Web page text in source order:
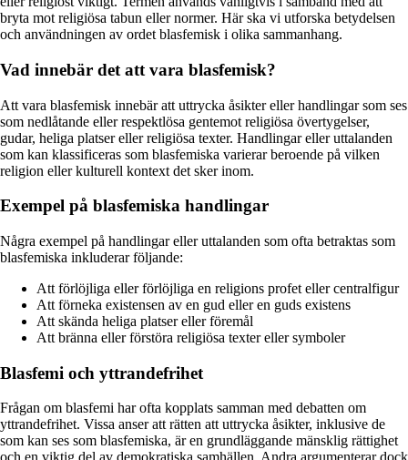
bryta mot religiösa tabun eller normer. Här ska vi utforska betydelsen
och användningen av ordet blasfemisk i olika sammanhang.
Vad innebär det att vara blasfemisk?
Att vara blasfemisk innebär att uttrycka åsikter eller handlingar som ses
som nedlåtande eller respektlösa gentemot religiösa övertygelser,
gudar, heliga platser eller religiösa texter. Handlingar eller uttalanden
som kan klassificeras som blasfemiska varierar beroende på vilken
religion eller kulturell kontext det sker inom.
Exempel på blasfemiska handlingar
Några exempel på handlingar eller uttalanden som ofta betraktas som
blasfemiska inkluderar följande:
Att förlöjliga eller förlöjliga en religions profet eller centralfigur
Att förneka existensen av en gud eller en guds existens
Att skända heliga platser eller föremål
Att bränna eller förstöra religiösa texter eller symboler
Blasfemi och yttrandefrihet
Frågan om blasfemi har ofta kopplats samman med debatten om
yttrandefrihet. Vissa anser att rätten att uttrycka åsikter, inklusive de
som kan ses som blasfemiska, är en grundläggande mänsklig rättighet